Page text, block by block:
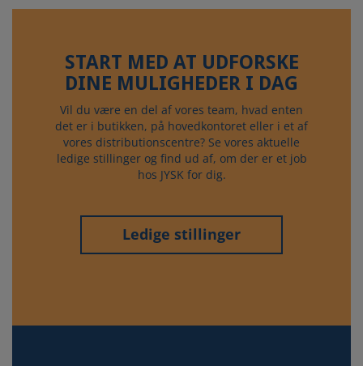
START MED AT UDFORSKE
DINE MULIGHEDER I DAG
Vil du være en del af vores team, hvad enten
det er i butikken, på hovedkontoret eller i et af
vores distributionscentre? Se vores aktuelle
ledige stillinger og find ud af, om der er et job
hos JYSK for dig.
Ledige stillinger